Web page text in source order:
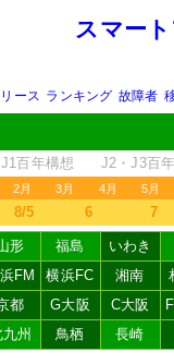
スマー
ース ランキング 故障者
J1百年構想 J2・J3百
2月 3月 4月 5月
8/5 6 7
形 福島
いわき
FM 横浜FC 湘南
都 G大阪 C大阪
州 鳥栖 長崎